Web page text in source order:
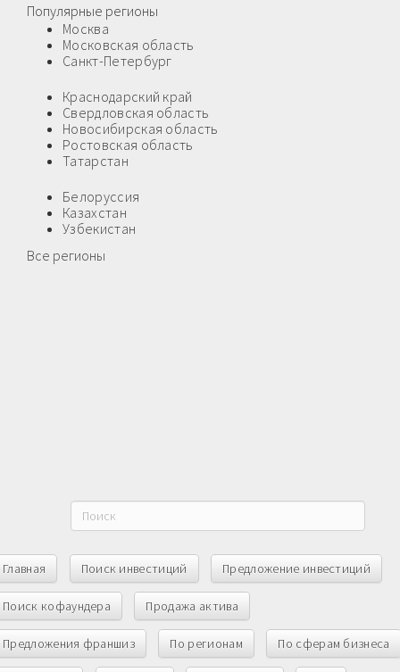
Популярные регионы
Москва
Московская область
Санкт-Петербург
Краснодарский край
Свердловская область
Новосибирская область
Ростовская область
Татарстан
Белоруссия
Казахстан
Узбекистан
Все регионы
Главная Поиск инвестиций Предложение инвестиций
Поиск кофаундера Продажа актива
Предложения франшиз По регионам По сферам бизнеса